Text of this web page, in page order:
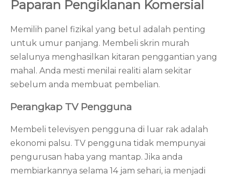
Paparan Pengiklanan Komersial
Memilih panel fizikal yang betul adalah penting
untuk umur panjang. Membeli skrin murah
selalunya menghasilkan kitaran penggantian yang
mahal. Anda mesti menilai realiti alam sekitar
sebelum anda membuat pembelian.
Perangkap TV Pengguna
Membeli televisyen pengguna di luar rak adalah
ekonomi palsu. TV pengguna tidak mempunyai
pengurusan haba yang mantap. Jika anda
membiarkannya selama 14 jam sehari, ia menjadi